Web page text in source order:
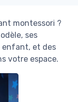
montessori ?
ses
enfant, et des
votre espace.